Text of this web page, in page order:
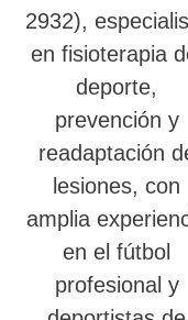
2932),
en fisioterapia
deporte,
prevención y
readaptación
lesiones, con
amplia
en el fútbol
profesional y